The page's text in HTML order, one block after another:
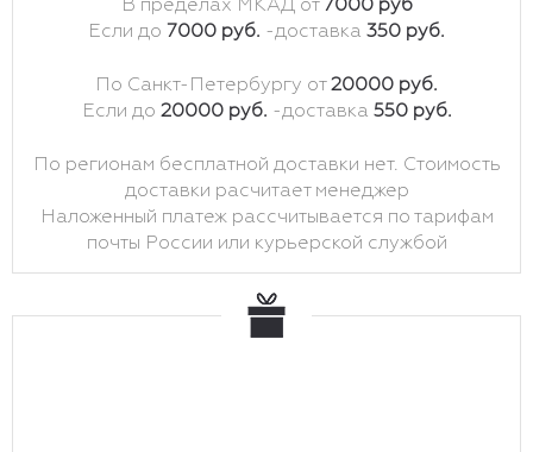
В пределах МКАД от 7000 руб
Если до 7000 руб. -доставка 350 руб.
По Санкт-Петербургу от20000 руб.
Если до 20000 руб. -доставка 550 руб.
По регионам бесплатной доставки нет. Стоимость
доставки расчитает менеджер
Наложенный платеж рассчитывается по тарифам
почты России или курьерской службой